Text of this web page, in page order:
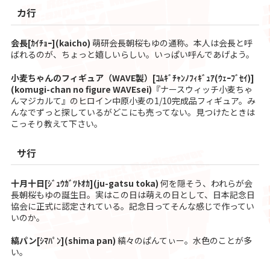
カ行
会長[ｶｲﾁｮｰ](kaicho) 萌研会長朝桜もゆの通称。本人は会長と呼
ばれるのが、ちょっと嬉しいらしい。いっぱい呼んであげよう。
小麦ちゃんのフィギュア（WAVE製）[ｺﾑｷﾞﾁｬﾝﾉﾌｨｷﾞｭｱ(ｳｪｰﾌﾞｾｲ)]
(komugi-chan no figure WAVEsei) 『ナースウィッチ小麦ちゃ
んマジカルて』のヒロイン中原小麦の1/10完成品フィギュア。み
んなでずっと探しているがどこにも売ってない。見つけたときは
こっそり教えて下さい。
サ行
十月十日[ｼﾞｭｳｶﾞﾂﾄｵｶ](ju-gatsu toka)何を隠そう、われらが会
長朝桜もゆの誕生日。実はこの日は萌えの日として、日本記念日
協会に正式に認定されている。記念日ってそんな感じで作ってい
いのか。
縞パン[ｼﾏﾊﾟﾝ](shima pan) 縞々のぱんてぃー。水色のことが多
い。